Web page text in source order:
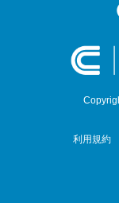
利用規約